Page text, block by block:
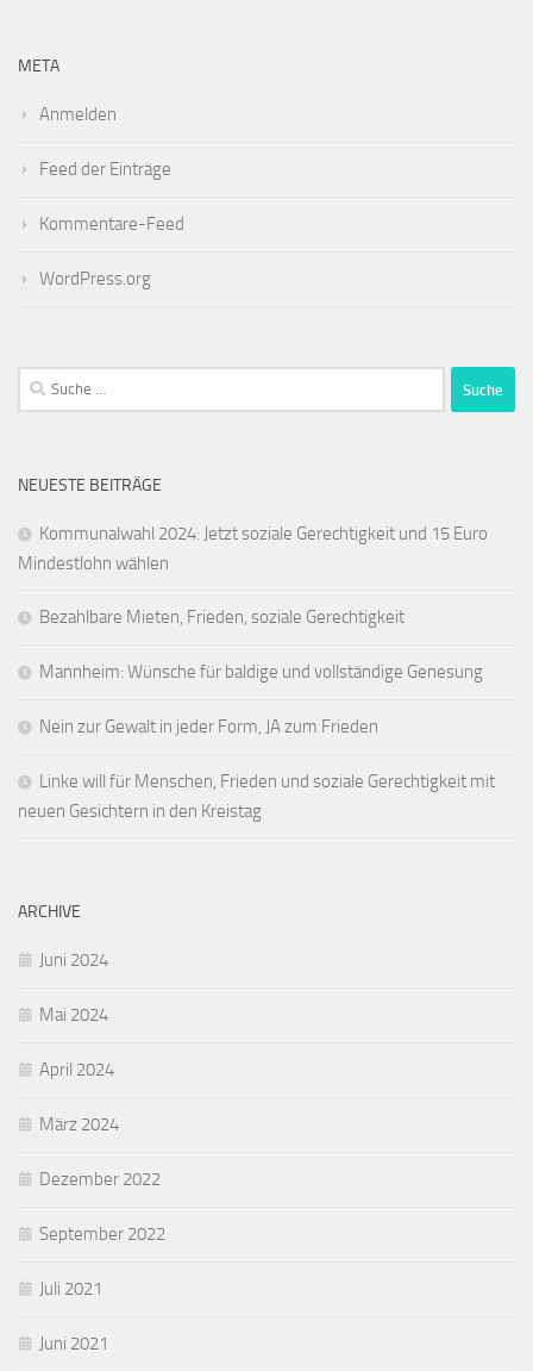
META
Anmelden
Feed der Einträge
Kommentare-Feed
WordPress.org
Suche
nach:
NEUESTE BEITRÄGE
Kommunalwahl 2024: Jetzt soziale Gerechtigkeit und 15 Euro
Mindestlohn wählen
Bezahlbare Mieten, Frieden, soziale Gerechtigkeit
Mannheim: Wünsche für baldige und vollständige Genesung
Nein zur Gewalt in jeder Form, JA zum Frieden
Linke will für Menschen, Frieden und soziale Gerechtigkeit mit
neuen Gesichtern in den Kreistag
ARCHIVE
Juni 2024
Mai 2024
April 2024
März 2024
Dezember 2022
September 2022
Juli 2021
Juni 2021